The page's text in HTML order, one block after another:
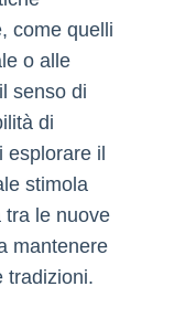
come quelli
o alle
senso di
di
il
stimola
tra le nuove
mantenere
tradizioni.